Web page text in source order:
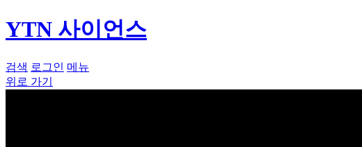
YTN 사이언스
검색 로그인 메뉴
위로 가기